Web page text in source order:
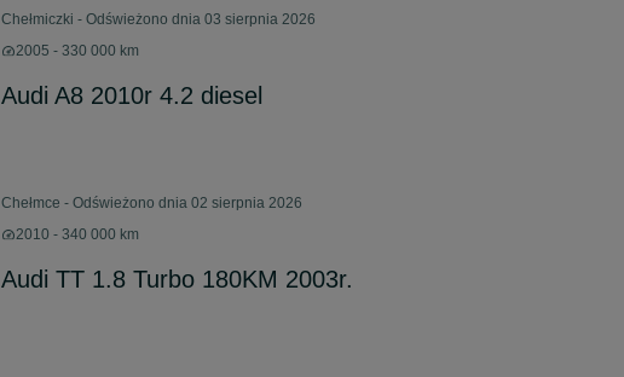
Chełmiczki - Odświeżono dnia 03 sierpnia 2026
2005 - 330 000 km
Audi A8 2010r 4.2 diesel
Chełmce - Odświeżono dnia 02 sierpnia 2026
2010 - 340 000 km
Audi TT 1.8 Turbo 180KM 2003r.